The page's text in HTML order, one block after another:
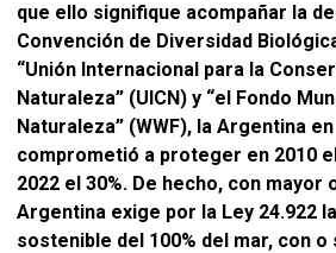
que ello signifique acompañar la
Convención de Diversidad
“Unión Internacional para la
Naturaleza” (UICN) y “el Fondo
Naturaleza” (WWF), la Argentina
comprometió a proteger en 2010
2022 el 30%. De hecho, con mayor
Argentina exige por la Ley 24.922
sostenible del 100% del mar, con o